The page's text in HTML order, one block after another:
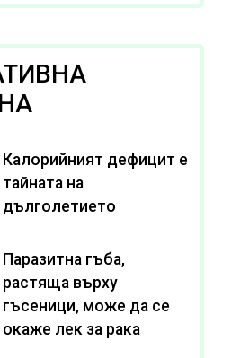
Калорийният дефицит е
тайната на
дълголетието
Паразитна гъба,
растяща върху
гъсеници, може да се
окаже лек за рака